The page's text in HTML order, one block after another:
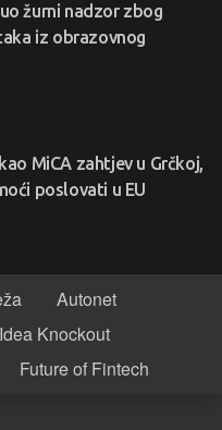
žurni nadzor zbog
iz obrazovnog
MiCA zahtjev u Grčkoj,
poslovati u EU
Autonet
Idea Knockout
Future of Fintech